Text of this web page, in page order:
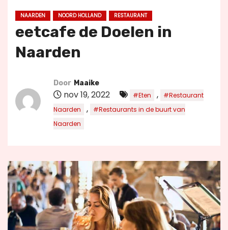
NAARDEN NOORD HOLLAND RESTAURANT
eetcafe de Doelen in
Naarden
Door Maaike
nov 19, 2022 #Eten ,
#Restaurant
Naarden
,
#Restaurants in de buurt van
Naarden